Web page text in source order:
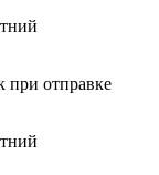
при отправке